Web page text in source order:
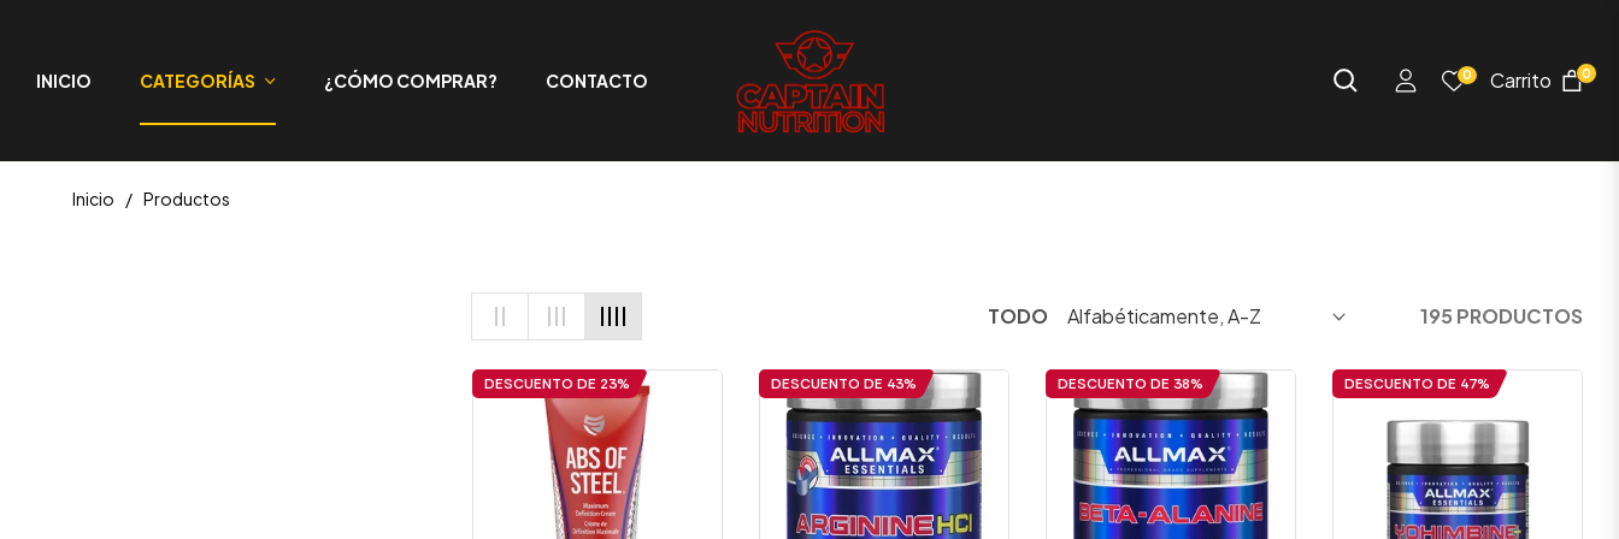
INICIO CATEGORÍAS ¿CÓMO COMPRAR? CONTACTO 0 Carrito 0
Inicio / Productos
TODO 195 PRODUCTOS
DESCUENTO DE 23% DESCUENTO DE 43% DESCUENTO DE 38% DESCUENTO DE 47%